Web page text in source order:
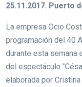
25.11.2017. Puerto
La empresa Ocio
programación del 40
durante esta semana
del espectáculo
elaborada por Cristina